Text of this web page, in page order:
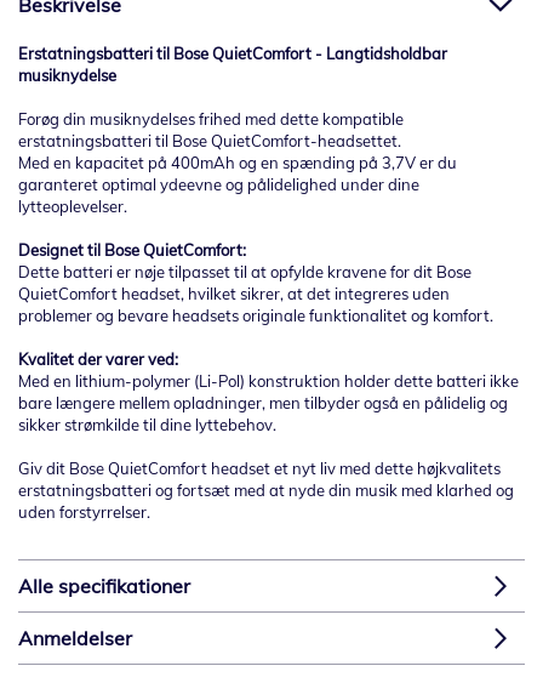
Beskrivelse
Erstatningsbatteri til Bose QuietComfort - Langtidsholdbar
musiknydelse
Forøg din musiknydelses frihed med dette kompatible
erstatningsbatteri til Bose QuietComfort-headsettet.
Med en kapacitet på 400mAh og en spænding på 3,7V er du
garanteret optimal ydeevne og pålidelighed under dine
lytteoplevelser.
Designet til Bose QuietComfort:
Dette batteri er nøje tilpasset til at opfylde kravene for dit Bose
QuietComfort headset, hvilket sikrer, at det integreres uden
problemer og bevare headsets originale funktionalitet og komfort.
Kvalitet der varer ved:
Med en lithium-polymer (Li-Pol) konstruktion holder dette batteri ikke
bare længere mellem opladninger, men tilbyder også en pålidelig og
sikker strømkilde til dine lyttebehov.
Giv dit Bose QuietComfort headset et nyt liv med dette højkvalitets
erstatningsbatteri og fortsæt med at nyde din musik med klarhed og
uden forstyrrelser.
Alle specifikationer
Anmeldelser